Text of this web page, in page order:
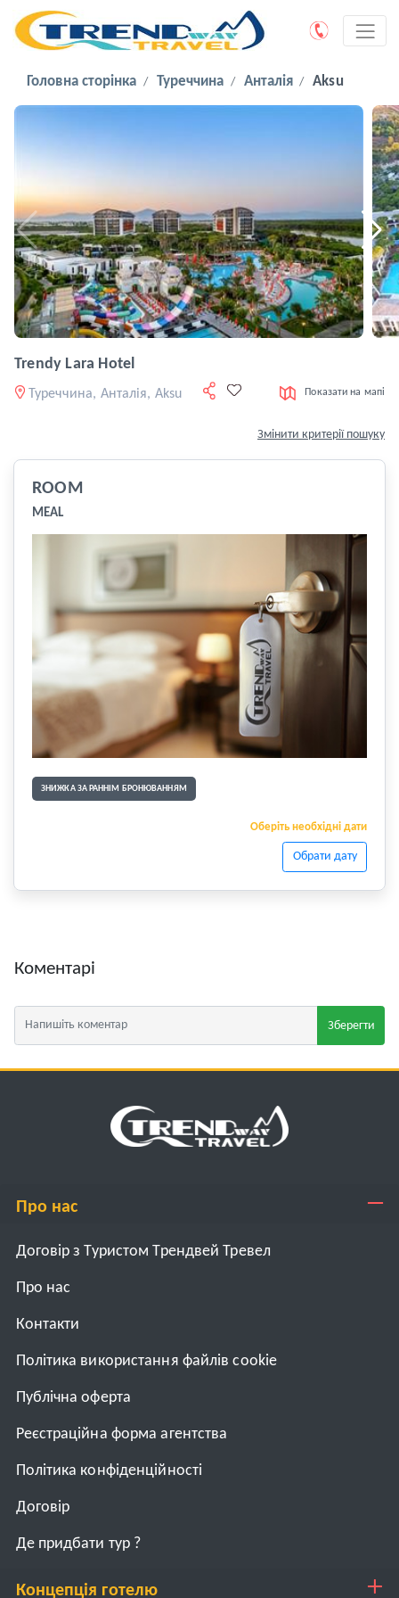
Головна сторінка Туреччина Анталія Aksu
Trendy Lara Hotel
Туреччина, Анталія, Aksu Показати на мапі
Змінити критерії пошуку
ROOM
MEAL
ЗНИЖКА ЗА РАННІМ БРОНЮВАННЯМ
Оберіть необхідні дати
Обрати дату
Коментарі
Зберегти
Про нас
Договір з Туристом Трендвей Тревел
Про нас
Контакти
Політика використання файлів cookie
Публічна оферта
Реєстраційна форма агентства
Політика конфіденційності
Договiр
Де придбати тур ?
Концепція готелю